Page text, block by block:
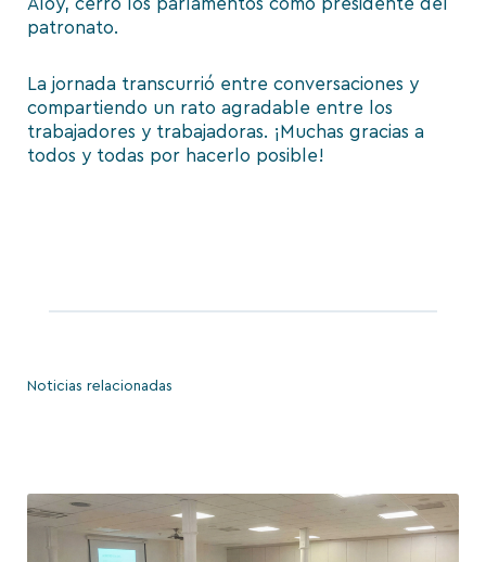
patronato.
La jornada transcurrió entre conversaciones y
compartiendo un rato agradable entre los
trabajadores y trabajadoras. ¡Muchas gracias a
todos y todas por hacerlo posible!
Noticias relacionadas